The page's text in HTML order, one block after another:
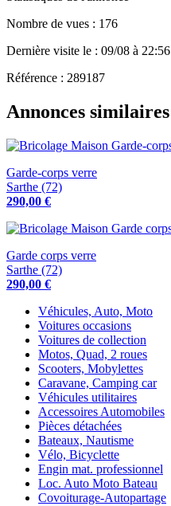
Nombre de vues : 176
Dernière visite le : 09/08 à 22:56
Référence : 289187
Annonces similaires
Garde-corps verre
Sarthe (72)
290,00 €
Garde corps verre
Sarthe (72)
290,00 €
Véhicules, Auto, Moto
Voitures occasions
Voitures de collection
Motos, Quad, 2 roues
Scooters, Mobylettes
Caravane, Camping car
Véhicules utilitaires
Accessoires Automobiles
Pièces détachées
Bateaux, Nautisme
Vélo, Bicyclette
Engin mat. professionnel
Loc. Auto Moto Bateau
Covoiturage-Autopartage